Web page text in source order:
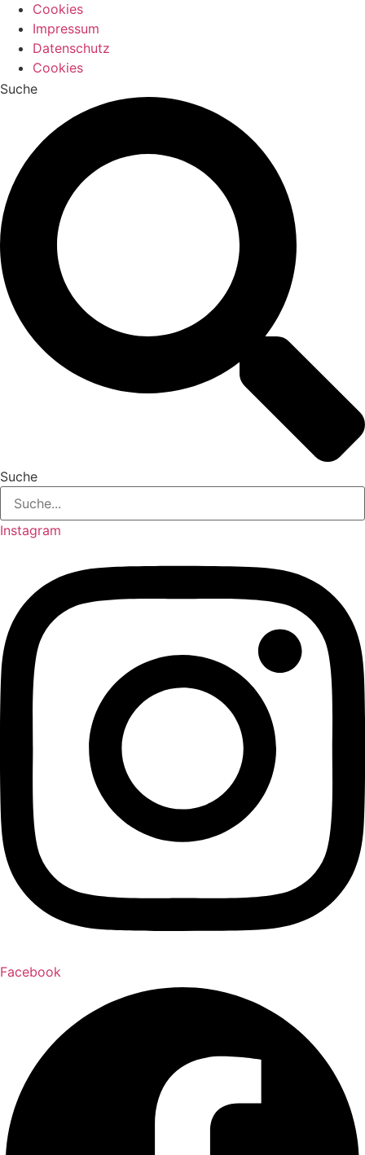
Cookies
Impressum
Datenschutz
Cookies
Suche
Suche
Instagram
Facebook